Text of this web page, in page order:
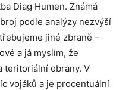
Diag Humen. Známá
podle analýzy nezvýší
jiné zbraně –
a já myslím, že
teritoriální obrany. V
vojáků a je procentuální